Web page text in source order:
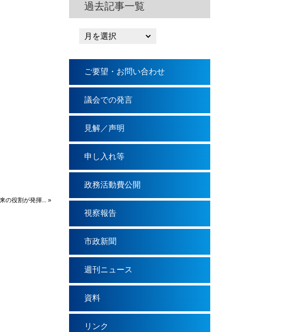
の役割が発揮... »
過去記事一覧
ご要望・お問い合わせ
議会での発言
見解／声明
申し入れ等
政務活動費公開
視察報告
市政新聞
週刊ニュース
資料
リンク